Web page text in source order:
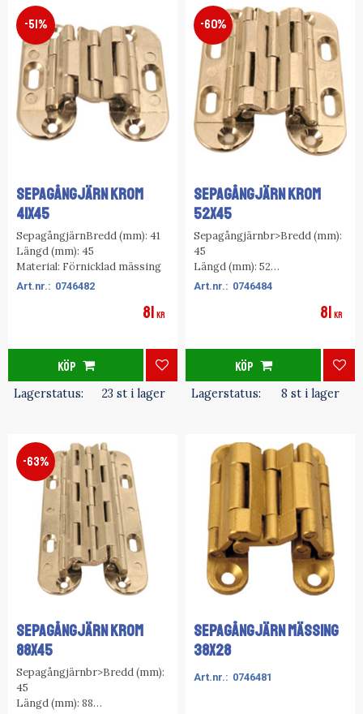
SEPAGÅNGJÄRN KROM
41x45
SepagångjärnBredd (mm): 41
Längd (mm): 45
Material: Förnicklad mässing
0746482
81 KR
51%
Lägg till i favoriter
Lagerstatus 23 st i lager
KÖP
SEPAGÅNGJÄRN KROM
52x45
Sepagångjärnbr>Bredd (mm):
45
Längd (mm): 52
Material: Förnicklad mässing
0746484
81 KR
60%
Lagerstatus 8 st i lager
KÖP
SEPAGÅNGJÄRN KROM
88x45
Sepagångjärnbr>Bredd (mm):
45
Längd (mm): 88
63%
SEPAGÅNGJÄRN MÄSSING
38x28
0746481